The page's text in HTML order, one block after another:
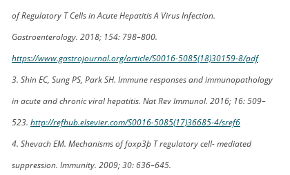
of Regulatory T Cells in Acute Hepatitis A Virus Infection.
Gastroenterology. 2018; 154: 798–800.
https://www.gastrojournal.org/article/S0016-5085(18)30159-8/pdf
3. Shin EC, Sung PS, Park SH. Immune responses and immunopathology
in acute and chronic viral hepatitis. Nat Rev Immunol. 2016; 16: 509–
523. http://refhub.elsevier.com/S0016-5085(17)36685-4/sref6
4. Shevach EM. Mechanisms of foxp3þ T regulatory cell- mediated
suppression. Immunity. 2009; 30: 636–645.